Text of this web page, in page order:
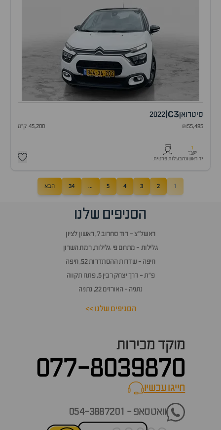
סיטרואןC3
2022
₪55,495 45,200 ק"מ
1
יד ראשונהבעלות פרטית
1
2
3
4
5
...
34 הבא
הסניפים שלנו
ראשל״צ - דוד סחרוב 7, ראשון לציון
גלילות - מתחם פי גלילות, רמת השרון
חיפה - שדרות ההסתדרות 52, חיפה
פ״ת - דרך יצחק רבין 5, פתח תקווה
נתניה - האורזים 22, נתניה
הסניפים שלנו >>
מוקד מכירות
077-8039870
חייגו עכשיוcall now
וואטסאפ - 054-3887201